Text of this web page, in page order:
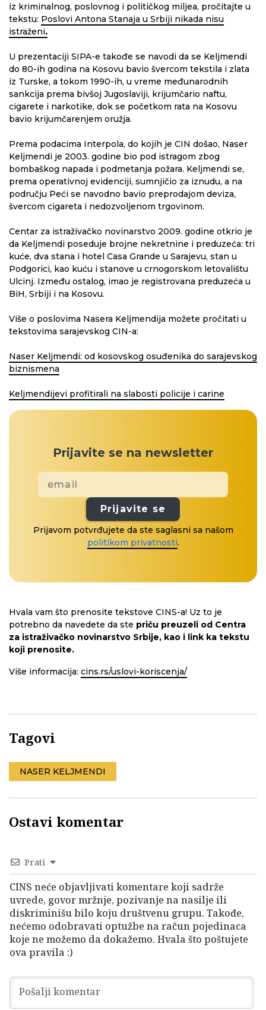
iz kriminalnog, poslovnog i političkog miljea, pročitajte u
tekstu: Poslovi Antona Stanaja u Srbiji nikada nisu
istraženi.
U prezentaciji SIPA-e takođe se navodi da se Keljmendi
do 80-ih godina na Kosovu bavio švercom tekstila i zlata
iz Turske, a tokom 1990-ih, u vreme međunarodnih
sankcija prema bivšoj Jugoslaviji, krijumčario naftu,
cigarete i narkotike, dok se početkom rata na Kosovu
bavio krijumčarenjem oružja.
Prema podacima Interpola, do kojih je CIN došao, Naser
Keljmendi je 2003. godine bio pod istragom zbog
bombaškog napada i podmetanja požara. Keljmendi se,
prema operativnoj evidenciji, sumnjičio za iznudu, a na
području Peći se navodno bavio preprodajom deviza,
švercom cigareta i nedozvoljenom trgovinom.
Centar za istraživačko novinarstvo 2009. godine otkrio je
da Keljmendi poseduje brojne nekretnine i preduzeća: tri
kuće, dva stana i hotel Casa Grande u Sarajevu, stan u
Podgorici, kao kuću i stanove u crnogorskom letovalištu
Ulcinj. Između ostalog, imao je registrovana preduzeća u
BiH, Srbiji i na Kosovu.
Više o poslovima Nasera Keljmendija možete pročitati u
tekstovima sarajevskog CIN-a:
Naser Keljmendi: od kosovskog osuđenika do sarajevskog
biznismena
Keljmendijevi profitirali na slabosti policije i carine
Prijavite se na newsletter
Prijavite se
Prijavom potvrđujete da ste saglasni sa našom
politikom privatnosti.
Hvala vam što prenosite tekstove CINS-a! Uz to je
potrebno da navedete da ste priču preuzeli od Centra
za istraživačko novinarstvo Srbije, kao i link ka tekstu
koji prenosite.
Više informacija: cins.rs/uslovi-koriscenja/
Tagovi
NASER KELJMENDI
Ostavi komentar
Prati
CINS neće objavljivati komentare koji sadrže
uvrede, govor mržnje, pozivanje na nasilje ili
diskriminišu bilo koju društvenu grupu. Takođe,
nećemo odobravati optužbe na račun pojedinaca
koje ne možemo da dokažemo. Hvala što poštujete
ova pravila :)